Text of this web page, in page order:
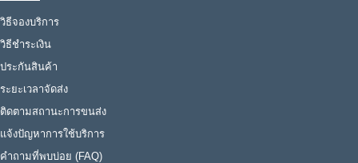
วิธีจองบริการ
วิธีชำระเงิน
ประกันสินค้า
ระยะเวลาจัดส่ง
ติดตามสถานะการขนส่ง
แจ้งปัญหาการใช้บริการ
คำถามที่พบบ่อย (FAQ)